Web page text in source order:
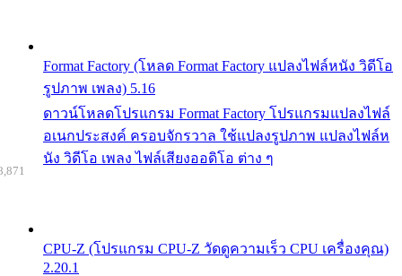
Format Factory (โหลด Format Factory แปลงไฟล์หนัง วิดีโอ
รูปภาพ เพลง) 5.16
ดาวน์โหลดโปรแกรม Format Factory โปรแกรมแปลงไฟล์
อเนกประสงค์ ครอบจักรวาล ใช้แปลงรูปภาพ แปลงไฟล์ห
นัง วิดีโอ เพลง ไฟล์เสียงออดิโอ ต่าง ๆ
CPU-Z (โปรแกรม CPU-Z วัดดูความเร็ว CPU เครื่องคุณ)
2.20.1